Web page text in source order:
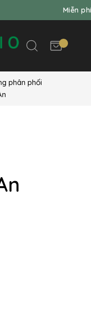
Miễn
phân phối